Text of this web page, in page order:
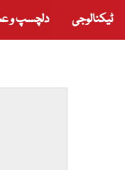
ٹیکنالوجی دلچسپ و